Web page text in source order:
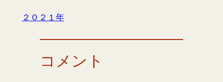
２０２１年
コメント